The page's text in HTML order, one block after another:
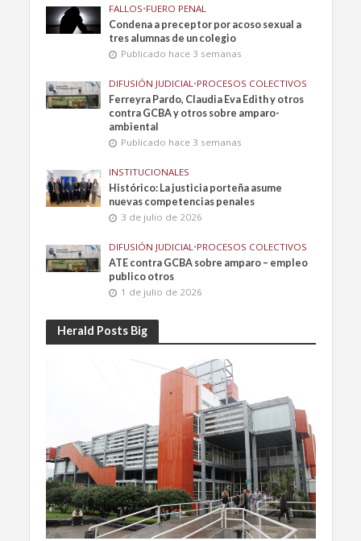
FALLOS•FUERO PENAL
Condena a preceptor por acoso sexual a
tres alumnas de un colegio
Publicado hace 3 semanas
DIFUSIÓN JUDICIAL•PROCESOS COLECTIVOS
Ferreyra Pardo, Claudia Eva Edith y otros
contra GCBA y otros sobre amparo-
ambiental
Publicado hace 3 semanas
INSTITUCIONALES
Histórico: La justicia porteña asume
nuevas competencias penales
3 de julio de 2026
DIFUSIÓN JUDICIAL•PROCESOS COLECTIVOS
ATE contra GCBA sobre amparo – empleo
publico otros
1 de julio de 2026
Herald Posts Big